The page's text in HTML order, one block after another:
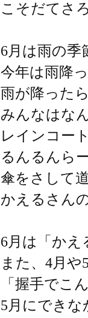
こそだてさ
6月は雨の季
今年は雨降
雨が降った
みんなはな
レインコー
るんるんら
傘をさして
かえるさん
6月は「かえ
また、4月
「握手でこ
5月にできな